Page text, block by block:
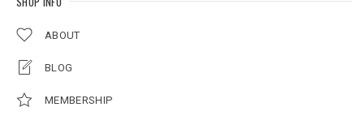
ABOUT
BLOG
MEMBERSHIP